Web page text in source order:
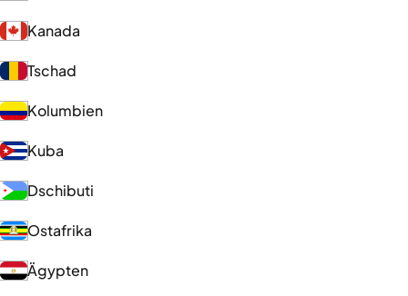
Kanada
Tschad
Kolumbien
Kuba
Dschibuti
Ostafrika
Ägypten